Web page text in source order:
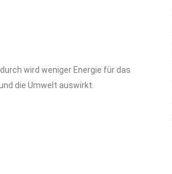
wird weniger Energie für das
die Umwelt auswirkt.